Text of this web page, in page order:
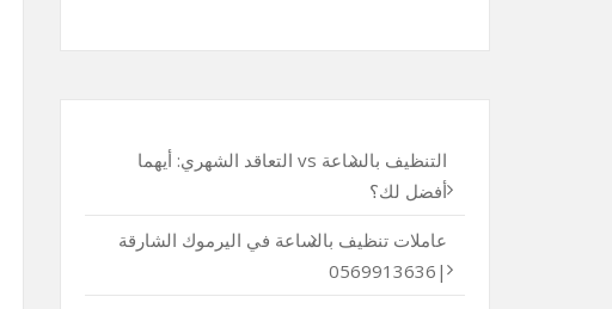
التنظيف بالساعة vs التعاقد الشهري: أيهما
أفضل لك؟
عاملات تنظيف بالساعة في اليرموك الشارقة
|0569913636